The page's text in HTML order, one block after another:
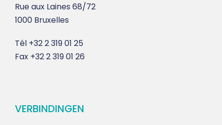
Rue aux Laines 68/72
1000 Bruxelles
Tél +32 2 319 01 25
Fax +32 2 319 01 26
VERBINDINGEN